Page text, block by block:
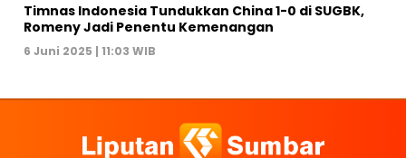
Timnas Indonesia Tundukkan China 1-0 di SUGBK,
Romeny Jadi Penentu Kemenangan
6 Juni 2025 | 11:03 WIB